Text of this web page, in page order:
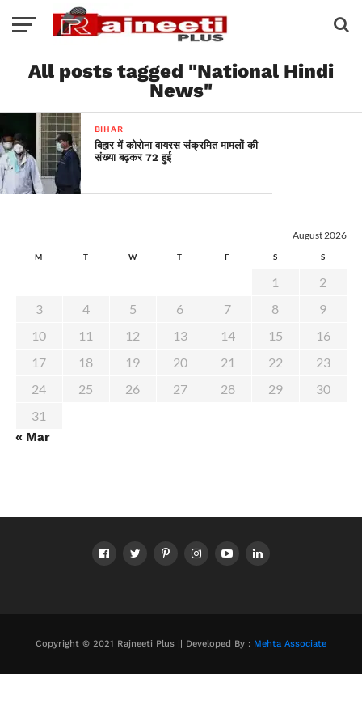
All posts tagged "National Hindi
News"
BIHAR
बिहार में कोरोना वायरस संक्रमित मामलों की
संख्या बढ़कर 72 हुई
August 2026
M T W T F S S
1
2
3
4 5 6 7 8
9
10
11 12 13 14 15
16
17
18 19 20 21 22
23
24
25 26 27 28 29
30
31
« Mar
Copyright © 2021 Rajneeti Plus || Developed By : Mehta Associate